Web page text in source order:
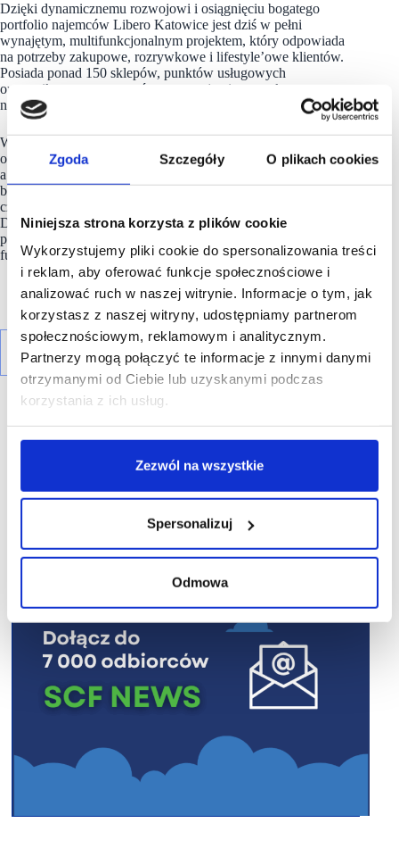
Zgoda Szczegóły O plikach cookies
Niniejsza strona korzysta z plików cookie
Wykorzystujemy pliki cookie do spersonalizowania treści
i reklam, aby oferować funkcje społecznościowe i
analizować ruch w naszej witrynie. Informacje o tym, jak
korzystasz z naszej witryny, udostępniamy partnerom
społecznościowym, reklamowym i analitycznym.
Partnerzy mogą połączyć te informacje z innymi danymi
otrzymanymi od Ciebie lub uzyskanymi podczas
korzystania z ich usług.
Zezwól na wszystkie
Spersonalizuj
Odmowa
Dzięki dynamicznemu rozwojowi i osiągnięciu bogatego
portfolio najemców Libero Katowice jest dziś w pełni
wynajętym, multifunkcjonalnym projektem, który odpowiada
na potrzeby zakupowe, rozrywkowe i lifestyle’owe klientów.
Posiada ponad 150 sklepów, punktów usługowych
oraz unikatową przestrzeń restauracyjną i rozrywkową
na Śląsku.
W ostatnim czasie swój prawie 900-metrowy salon w
otworzyła znana wszystkim marka modowa C&A,
a do szerokiego grona najemców dołączyło także kilka nowych
brandów, takich jak KruKam – sklep ze zdrową żywnością
czy nowoczesny salon samochodów elektrycznych Build Your
Dreams. Z sukcesemLiberozakończyło także proces
przedłużeń umów najmu po pierwszym 5-letnim okresie
funkcjonowania.